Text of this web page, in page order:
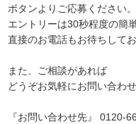
ボタンよりご応募ください。
エントリーは30秒程度の簡
直接のお電話もお待ちして
また、ご相談があれば
どうぞお気軽にお問い合わせ
『お問い合わせ先』 0120-